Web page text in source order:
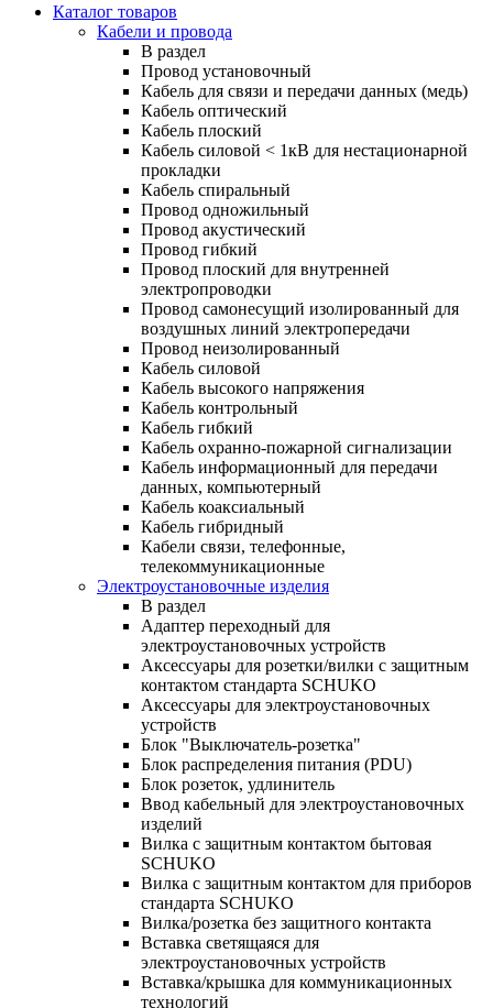
Каталог товаров
Кабели и провода
В раздел
Провод установочный
Кабель для связи и передачи данных (медь)
Кабель оптический
Кабель плоский
Кабель силовой < 1кВ для нестационарной
прокладки
Кабель спиральный
Провод одножильный
Провод акустический
Провод гибкий
Провод плоский для внутренней
электропроводки
Провод самонесущий изолированный для
воздушных линий электропередачи
Провод неизолированный
Кабель силовой
Кабель высокого напряжения
Кабель контрольный
Кабель гибкий
Кабель охранно-пожарной сигнализации
Кабель информационный для передачи
данных, компьютерный
Кабель коаксиальный
Кабель гибридный
Кабели связи, телефонные,
телекоммуникационные
Электроустановочные изделия
В раздел
Адаптер переходный для
электроустановочных устройств
Аксессуары для розетки/вилки с защитным
контактом стандарта SCHUKO
Аксессуары для электроустановочных
устройств
Блок "Выключатель-розетка"
Блок распределения питания (PDU)
Блок розеток, удлинитель
Ввод кабельный для электроустановочных
изделий
Вилка с защитным контактом бытовая
SCHUKO
Вилка с защитным контактом для приборов
стандарта SCHUKO
Вилка/розетка без защитного контакта
Вставка светящаяся для
электроустановочных устройств
Вставка/крышка для коммуникационных
технологий